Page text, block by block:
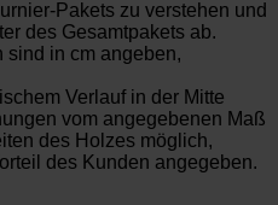
Pakets zu verstehen und
des Gesamtpakets ab.
sind in cm angeben,
Verlauf in der Mitte
vom angegebenen Maß
des Holzes möglich,
des Kunden angegeben.